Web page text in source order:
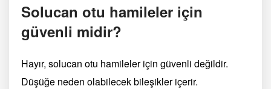
Solucan otu hamileler için
güvenli midir?
Hayır, solucan otu hamileler için güvenli değildir.
Düşüğe neden olabilecek bileşikler içerir.